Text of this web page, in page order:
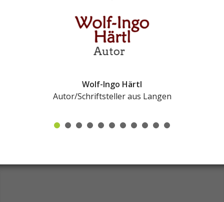
Cassius Hillmann
Vorstand, WfB Rhein-Main e.V., Soziale